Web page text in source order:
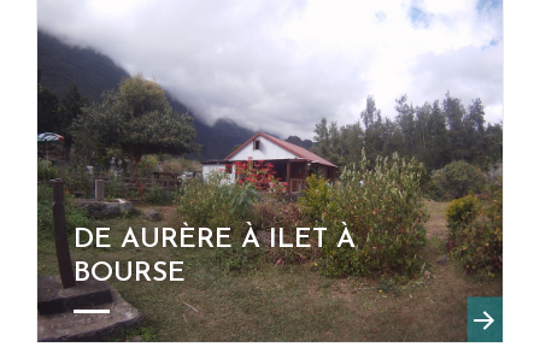
DE AURÈRE À ILET À
BOURSE